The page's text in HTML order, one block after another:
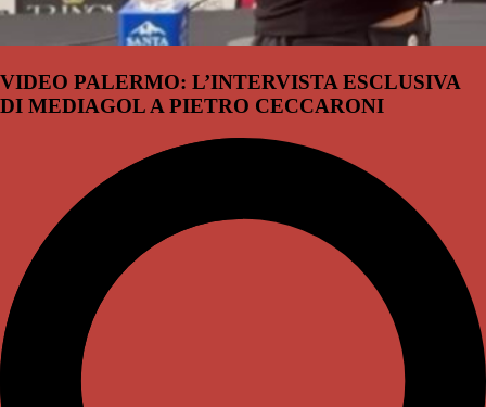
VIDEO PALERMO: L’INTERVISTA ESCLUSIVA
DI MEDIAGOL A PIETRO CECCARONI